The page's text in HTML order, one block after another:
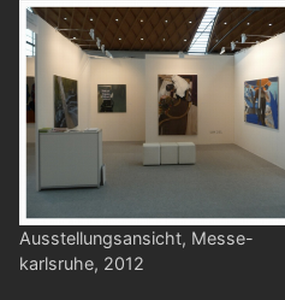
Ausstellungsansicht, Messe-
karlsruhe, 2012